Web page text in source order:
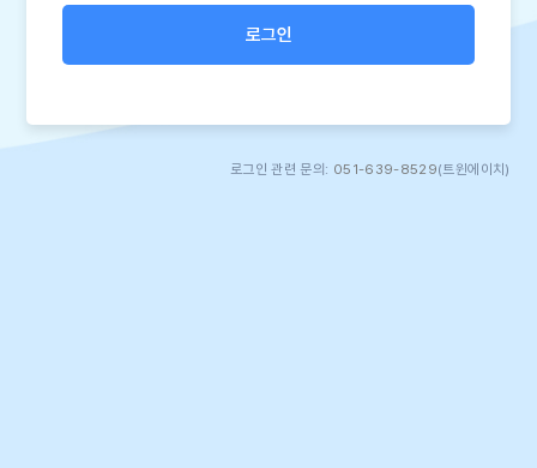
로그인
로그인 관련 문의: 051-639-8529(트윈에이치)